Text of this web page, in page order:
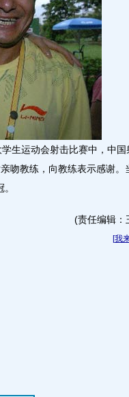
生运动会射击比赛中，中国
吻教练，向教练表示感谢。
(责任编辑：
[我